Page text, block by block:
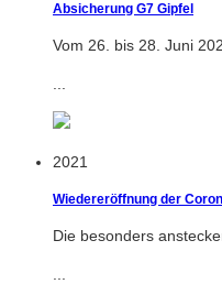
Absicherung G7 Gipfel
Vom 26. bis 28. Juni
2021
Wiedereröffnung der
Die besonders